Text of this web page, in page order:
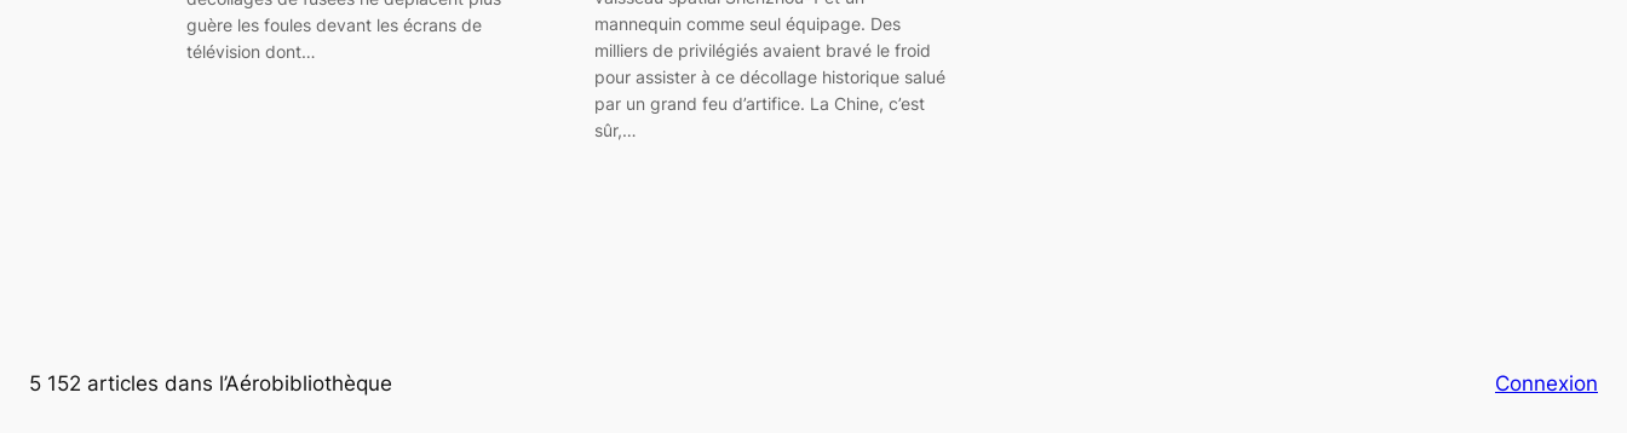
guère les foules devant les écrans de
télévision dont…
mannequin comme seul équipage. Des
milliers de privilégiés avaient bravé le froid
pour assister à ce décollage historique salué
par un grand feu d’artifice. La Chine, c’est
sûr,…
5 152 articles dans l’Aérobibliothèque Connexion